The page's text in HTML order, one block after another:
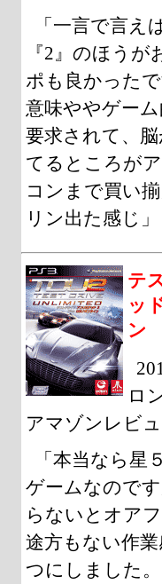
「一言で言え
『2』のほう
ポも良かった
意味ややゲー
要求されて、
てるところが
コンまで買い
リン出た感じ」
テ
ッ
ン
ロ
アマゾンレビ
「本当なら星
ゲームなので
らないとオア
途方もない作
つにしました